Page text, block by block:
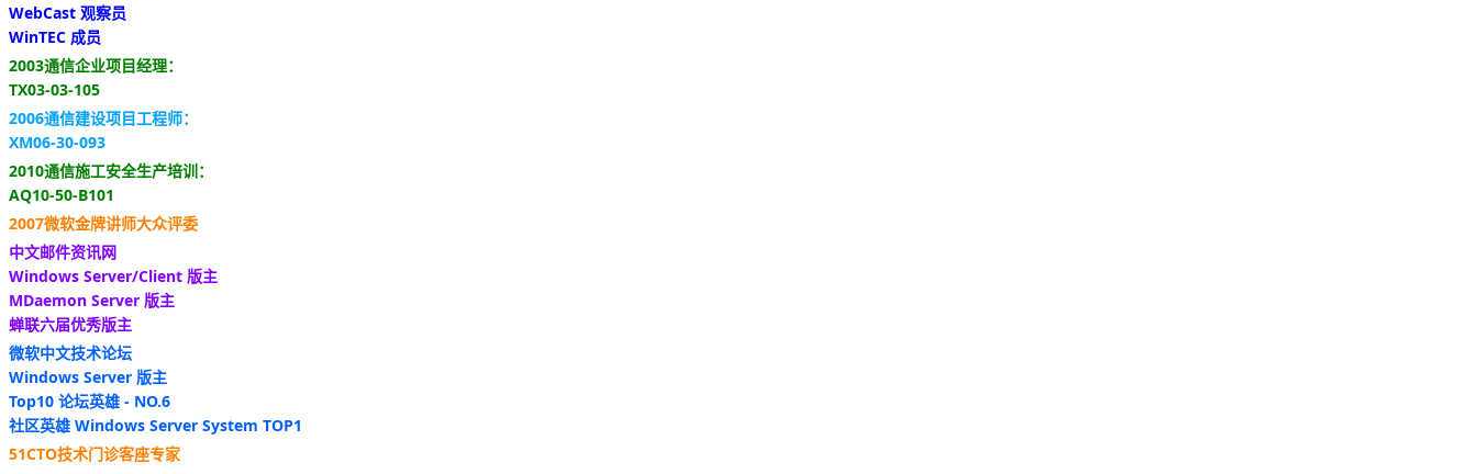
WebCast 观察员
WinTEC 成员
2003通信企业项目经理：
TX03-03-105
2006通信建设项目工程师：
XM06-30-093
2010通信施工安全生产培训：
AQ10-50-B101
2007微软金牌讲师大众评委
中文邮件资讯网
Windows Server/Client 版主
MDaemon Server 版主
蝉联六届优秀版主
微软中文技术论坛
Windows Server 版主
Top10 论坛英雄 - NO.6
社区英雄 Windows Server System TOP1
51CTO技术门诊客座专家